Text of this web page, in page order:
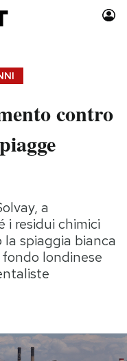
Europa
calcio 2026
contro
a
i residui chimici
la spiaggia bianca
londinese